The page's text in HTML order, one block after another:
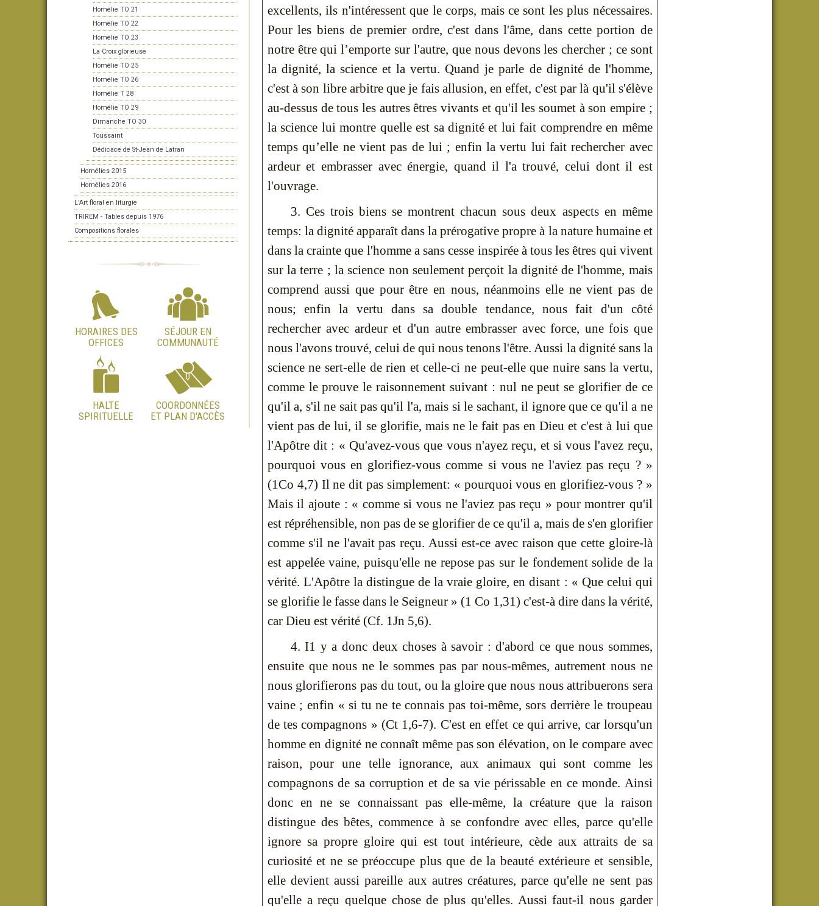
Homélie TO 21
Homélie TO 22
Homélie TO 23
La Croix glorieuse
Homélie TO 25
Homélie TO 26
Homélie T 28
Homélie TO 29
Dimanche TO 30
Toussaint
Dédicace de St-Jean de Latran
Homélies 2015
Homélies 2016
L'Art floral en liturgie
TRIREM - Tables depuis 1976
Compositions florales
HORAIRES DES
OFFICES
SÉJOUR EN
COMMUNAUTÉ
HALTE
SPIRITUELLE
COORDONNÉES
ET PLAN D'ACCÈS
excellents, ils n'intéressent que le corps, mais ce sont les plus nécessaires.
Pour les biens de premier ordre, c'est dans l'âme, dans cette portion de
notre être qui l’emporte sur l'autre, que nous devons les chercher ; ce sont
la dignité, la science et la vertu. Quand je parle de dignité de l'homme,
c'est à son libre arbitre que je fais allusion, en effet, c'est par là qu'il s'élève
au-dessus de tous les autres êtres vivants et qu'il les soumet à son empire ;
la science lui montre quelle est sa dignité et lui fait comprendre en même
temps qu’elle ne vient pas de lui ; enfin la vertu lui fait rechercher avec
ardeur et embrasser avec énergie, quand il l'a trouvé, celui dont il est
l'ouvrage.
3. Ces trois biens se montrent chacun sous deux aspects en même
temps: la dignité apparaît dans la prérogative propre à la nature humaine et
dans la crainte que l'homme a sans cesse inspirée à tous les êtres qui vivent
sur la terre ; la science non seulement perçoit la dignité de l'homme, mais
comprend aussi que pour être en nous, néanmoins elle ne vient pas de
nous; enfin la vertu dans sa double tendance, nous fait d'un côté
rechercher avec ardeur et d'un autre embrasser avec force, une fois que
nous l'avons trouvé, celui de qui nous tenons l'être. Aussi la dignité sans la
science ne sert-elle de rien et celle-ci ne peut-elle que nuire sans la vertu,
comme le prouve le raisonnement suivant : nul ne peut se glorifier de ce
qu'il a, s'il ne sait pas qu'il l'a, mais si le sachant, il ignore que ce qu'il a ne
vient pas de lui, il se glorifie, mais ne le fait pas en Dieu et c'est à lui que
l'Apôtre dit : « Qu'avez-vous que vous n'ayez reçu, et si vous l'avez reçu,
pourquoi vous en glorifiez-vous comme si vous ne l'aviez pas reçu ? »
(1Co 4,7) Il ne dit pas simplement: « pourquoi vous en glorifiez-vous ? »
Mais il ajoute : « comme si vous ne l'aviez pas reçu » pour montrer qu'il
est répréhensible, non pas de se glorifier de ce qu'il a, mais de s'en glorifier
comme s'il ne l'avait pas reçu. Aussi est-ce avec raison que cette gloire-là
est appelée vaine, puisqu'elle ne repose pas sur le fondement solide de la
vérité. L'Apôtre la distingue de la vraie gloire, en disant : « Que celui qui
se glorifie le fasse dans le Seigneur » (1 Co 1,31) c'est-à dire dans la vérité,
car Dieu est vérité (Cf. 1Jn 5,6).
4.I1 y a donc deux choses à savoir : d'abord ce que nous sommes,
ensuite que nous ne le sommes pas par nous-mêmes, autrement nous ne
nous glorifierons pas du tout, ou la gloire que nous nous attribuerons sera
vaine ; enfin « si tu ne te connais pas toi-même, sors derrière le troupeau
de tes compagnons » (Ct 1,6-7). C'est en effet ce qui arrive, car lorsqu'un
homme en dignité ne connaît même pas son élévation, on le compare avec
raison, pour une telle ignorance, aux animaux qui sont comme les
compagnons de sa corruption et de sa vie périssable en ce monde. Ainsi
donc en ne se connaissant pas elle-même, la créature que la raison
distingue des bêtes, commence à se confondre avec elles, parce qu'elle
ignore sa propre gloire qui est tout intérieure, cède aux attraits de sa
curiosité et ne se préoccupe plus que de la beauté extérieure et sensible,
elle devient aussi pareille aux autres créatures, parce qu'elle ne sent pas
qu'elle a reçu quelque chose de plus qu'elles. Aussi faut-il nous garder